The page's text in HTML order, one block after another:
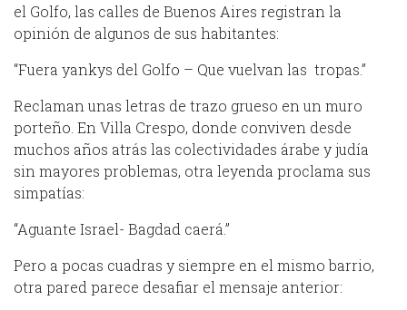
el Golfo, las calles de Buenos Aires registran la
opinión de algunos de sus habitantes:
“Fuera yankys del Golfo – Que vuelvan las tropas.”
Reclaman unas letras de trazo grueso en un muro
porteño. En Villa Crespo, donde conviven desde
muchos años atrás las colectividades árabe y judía
sin mayores problemas, otra leyenda proclama sus
simpatías:
“Aguante Israel- Bagdad caerá.”
Pero a pocas cuadras y siempre en el mismo barrio,
otra pared parece desafiar el mensaje anterior: